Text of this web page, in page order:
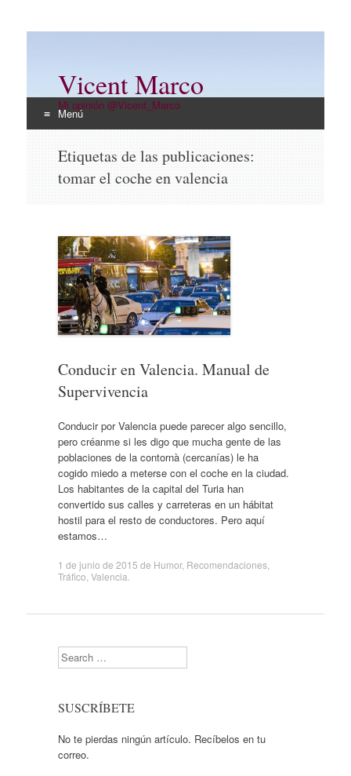
Vicent Marco
Mi opinión @Vicent_Marco
Menú
contenido
Etiquetas de las publicaciones:
tomar el coche en valencia
Conducir en Valencia. Manual de
Supervivencia
Conducir por Valencia puede parecer algo sencillo,
pero créanme si les digo que mucha gente de las
poblaciones de la contornà (cercanías) le ha
cogido miedo a meterse con el coche en la ciudad.
Los habitantes de la capital del Turia han
convertido sus calles y carreteras en un hábitat
hostil para el resto de conductores. Pero aquí
estamos…
1 de junio de 2015 de Humor, Recomendaciones,
Tráfico Valencia
Search
SUSCRÍBETE
No te pierdas ningún artículo. Recíbelos en tu
correo.